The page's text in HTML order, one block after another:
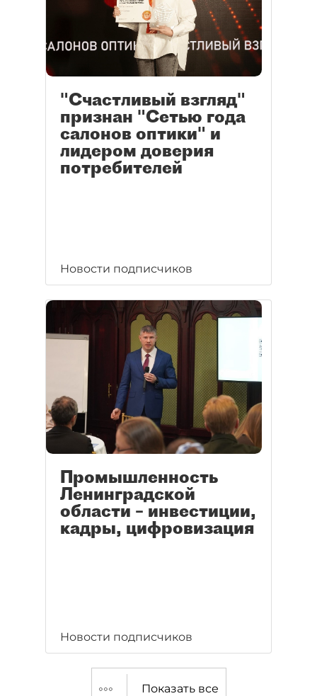
"Счастливый взгляд"
признан "Сетью года
салонов оптики" и
лидером доверия
потребителей
Новости подписчиков
Промышленность
Ленинградской
области – инвестиции,
кадры, цифровизация
Новости подписчиков
Показать все